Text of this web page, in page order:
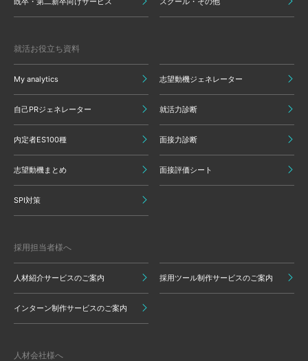
就活お役立ち資料
My analytics 志望動機ジェネレーター
自己PRジェネレーター 就活力診断
内定者ES100種 面接力診断
志望動機まとめ 面接評価シート
SPI対策
採用担当者様へ
人材紹介サービスのご案内 採用ツール制作サービスのご案内
インターン制作サービスのご案内
人材会社様へ